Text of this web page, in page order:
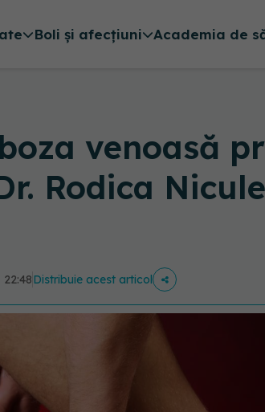
Boli și afecțiuni Academia de
venoasă
Rodica
Distribuie acest articol